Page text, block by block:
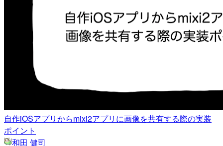
自作iOSアプリからmixi2アプリに画像を共有する際の実装
ポイント
和田 健司